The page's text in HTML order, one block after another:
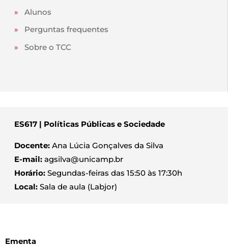
» Alunos
» Perguntas frequentes
» Sobre o TCC
ES617 | Políticas Públicas e Sociedade
Docente: Ana Lúcia Gonçalves da Silva
E-mail: agsilva@unicamp.br
Horário: Segundas-feiras das 15:50 às 17:30h
Local: Sala de aula (Labjor)
Ementa